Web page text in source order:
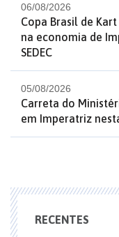
06/08/2026
Copa Brasil de
na economia de
SEDEC
05/08/2026
Carreta do
em Imperatriz
RECENTES